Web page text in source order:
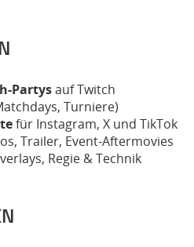
Partysauf Twitch
Turniere)
für Instagram, X und TikTok
Trailer, Event-Aftermovies
Regie & Technik